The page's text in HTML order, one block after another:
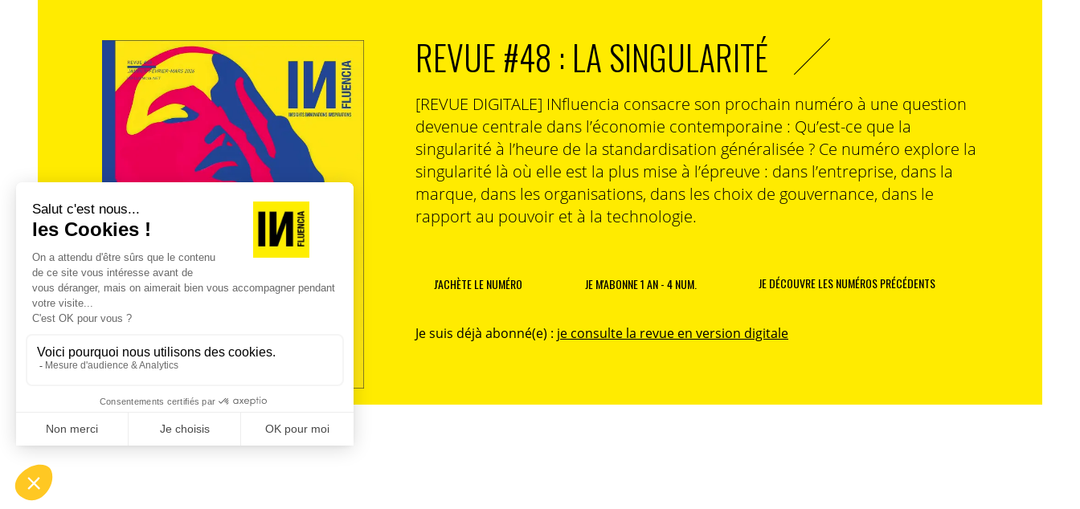
REVUE #48 : LA SINGULARITÉ
[REVUE DIGITALE] INfluencia consacre son prochain numéro à une question
devenue centrale dans l’économie contemporaine : Qu’est-ce que la
singularité à l’heure de la standardisation généralisée ? Ce numéro explore la
singularité là où elle est la plus mise à l’épreuve : dans l’entreprise, dans la
marque, dans les organisations, dans les choix de gouvernance, dans le
rapport au pouvoir et à la technologie.
J'ACHÈTE LE NUMÉRO JE M'ABONNE 1 AN - 4 NUM. JE DÉCOUVRE LES NUMÉROS PRÉCÉDENTS
Je suis déjà abonné(e) : je consulte la revue en version digitale